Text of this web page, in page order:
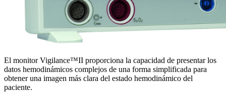
El monitor Vigilance™II proporciona la capacidad de presentar los
datos hemodinámicos complejos de una forma simplificada para
obtener una imagen más clara del estado hemodinámico del
paciente.